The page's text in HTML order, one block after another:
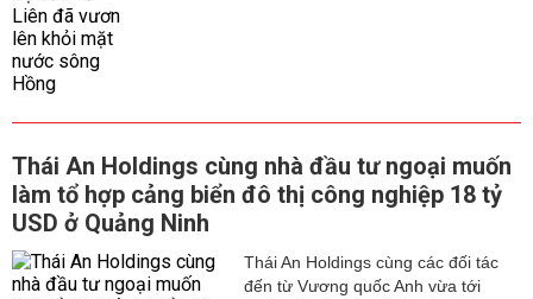
Thái An Holdings cùng nhà đầu tư ngoại muốn
làm tổ hợp cảng biển đô thị công nghiệp 18 tỷ
USD ở Quảng Ninh
Thái An Holdings cùng các đối tác
đến từ Vương quốc Anh vừa tới